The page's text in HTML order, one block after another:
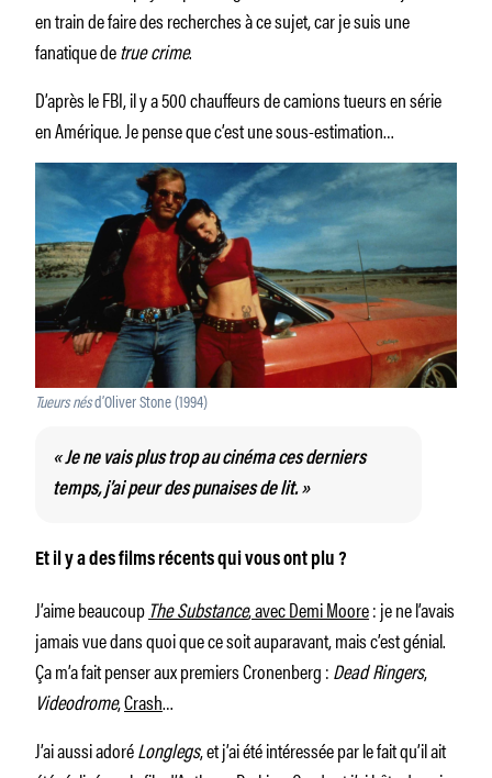
en train de faire des recherches à ce sujet, car je suis une
fanatique detrue crime.
D’après le FBI, il y a 500 chauffeurs de camions tueurs en série
en Amérique. Je pense que c’est une sous-estimation…
Tueurs nésd’Oliver Stone (1994)
« Je ne vais plus trop au cinéma ces derniers
temps, j’ai peur des punaises de lit. »
Et il y a des films récents qui vous ont plu ?
J’aime beaucoup The Substance, avec Demi Moore: je ne l’avais
jamais vue dans quoi que ce soit auparavant, mais c’est génial.
Ça m’a fait penser aux premiers Cronenberg :Dead Ringers,
Videodrome,Crash…
J’ai aussi adoréLonglegs, et j’ai été intéressée par le fait qu’il ait